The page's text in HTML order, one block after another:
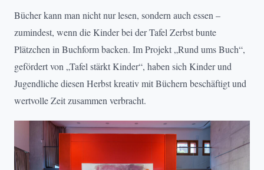
Bücher kann man nicht nur lesen, sondern auch essen –
zumindest, wenn die Kinder bei der Tafel Zerbst bunte
Plätzchen in Buchform backen. Im Projekt „Rund ums Buch“,
gefördert von „Tafel stärkt Kinder“, haben sich Kinder und
Jugendliche diesen Herbst kreativ mit Büchern beschäftigt und
wertvolle Zeit zusammen verbracht.